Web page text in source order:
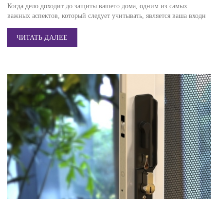
Когда дело доходит до защиты вашего дома, одним из самых
важных аспектов, который следует учитывать, является ваша входн
ЧИТАТЬ ДАЛЕЕ